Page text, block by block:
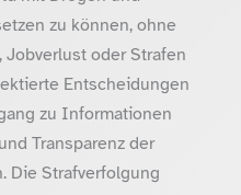
zu können, ohne
Jobverlust oder Strafen
Entscheidungen
zu Informationen
Transparenz der
Die Strafverfolgung